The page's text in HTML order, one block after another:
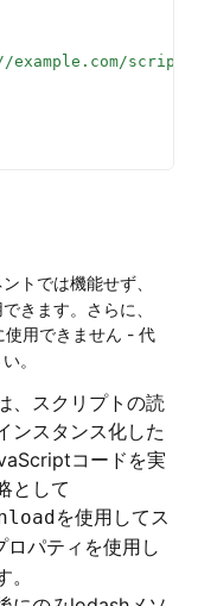
example.com/
トでは機能せず、
きます。さらに、
使用できません - 代
。
、スクリプトの読
ンスタンス化した
コードを実
として
を使用してス
ロパティを使用し